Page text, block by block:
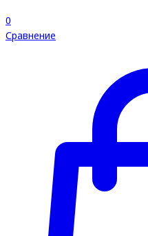
0
Сравнение